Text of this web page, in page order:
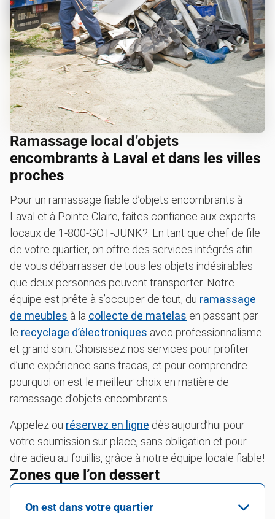
Ramassage local d’objets
encombrants à Laval et dans les villes
proches
Pour un ramassage fiable d’objets encombrants à
Laval et à Pointe-Claire, faites confiance aux experts
locaux de 1‑800‑GOT‑JUNK?. En tant que chef de file
de votre quartier, on offre des services intégrés afin
de vous débarrasser de tous les objets indésirables
que deux personnes peuvent transporter. Notre
équipe est prête à s’occuper de tout, du ramassage
de meubles à la collecte de matelas en passant par
le recyclage d’électroniques avec professionnalisme
et grand soin. Choisissez nos services pour profiter
d’une expérience sans tracas, et pour comprendre
pourquoi on est le meilleur choix en matière de
ramassage d’objets encombrants.
Appelez ou réservez en ligne dès aujourd’hui pour
votre soumission sur place, sans obligation et pour
dire adieu au fouillis, grâce à notre équipe locale fiable!
Zones que l’on dessert
On est dans votre quartier